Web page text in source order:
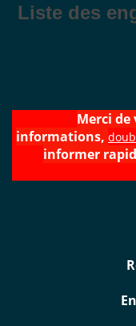
Liste des
Merci
informations,
informer